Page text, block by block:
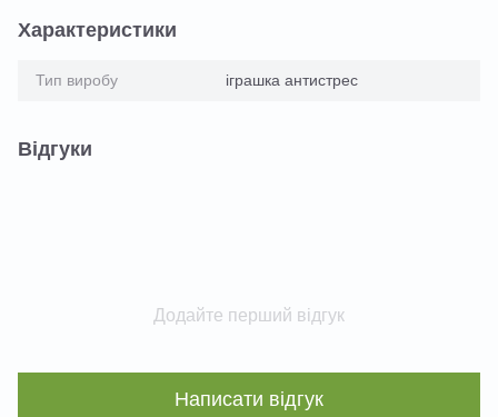
Характеристики
Тип виробу іграшка антистрес
Відгуки
Додайте перший відгук
Написати відгук